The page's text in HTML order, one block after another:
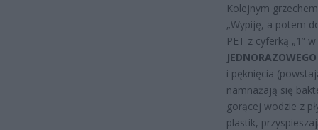
Kolejnym
„Wypiję, a potem
PET z cyferką „1”
JEDNORAZOWEGO
i pęknięcia
namnażają się
gorącej wodzie z
plastik,